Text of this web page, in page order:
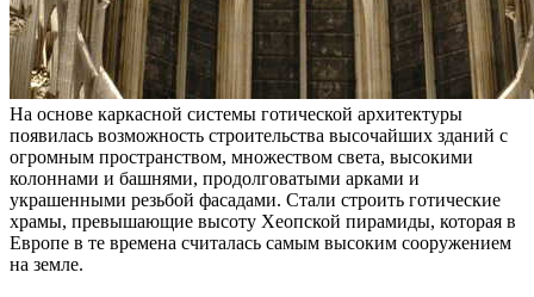
На основе каркасной системы готической архитектуры
появилась возможность строительства высочайших зданий с
огромным пространством, множеством света, высокими
колоннами и башнями, продолговатыми арками и
украшенными резьбой фасадами. Стали строить готические
храмы, превышающие высоту Хеопской пирамиды, которая в
Европе в те времена считалась самым высоким сооружением
на земле.